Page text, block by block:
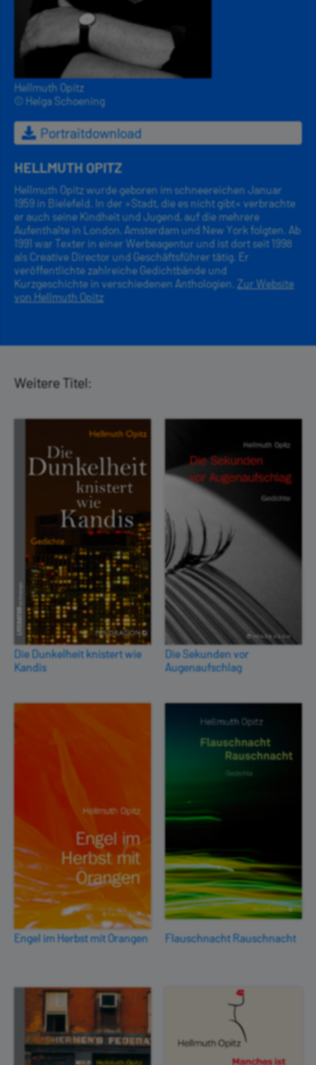
Hellmuth Opitz
© Helga Schoening
Portraitdownload
HELLMUTH OPITZ
Hellmuth Opitz wurde geboren im schneereichen Januar
1959 in Bielefeld. In der »Stadt, die es nicht gibt« verbrachte
er auch seine Kindheit und Jugend, auf die mehrere
Aufenthalte in London, Amsterdam und New York folgten. Ab
1991 war Texter in einer Werbeagentur und ist dort seit 1998
als Creative Director und Geschäftsführer tätig. Er
veröffentlichte zahlreiche Gedichtbände und
Kurzgeschichte in verschiedenen Anthologien. Zur Website
von Hellmuth Opitz
Weitere Titel:
Die Dunkelheit knistert wie
Kandis
Die Sekunden vor
Augenaufschlag
Engel im Herbst mit Orangen Flauschnacht Rauschnacht